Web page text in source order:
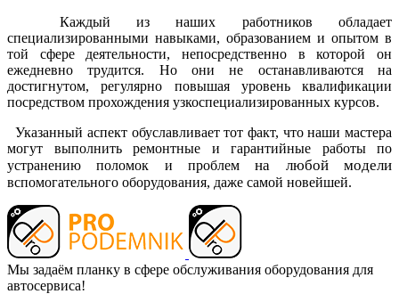
Каждый из наших работников обладает
специализированными навыками, образованием и опытом в
той сфере деятельности, непосредственно в которой он
ежедневно трудится. Но они не останавливаются на
достигнутом, регулярно повышая уровень квалификации
посредством прохождения узкоспециализированных курсов.
Указанный аспект обуславливает тот факт, что наши мастера
могут выполнить ремонтные и гарантийные работы по
устранению поломок и проблемна любой модели
вспомогательного оборудования, даже самой новейшей.
Мы задаём планку в сфере обслуживания оборудования для
автосервиса!